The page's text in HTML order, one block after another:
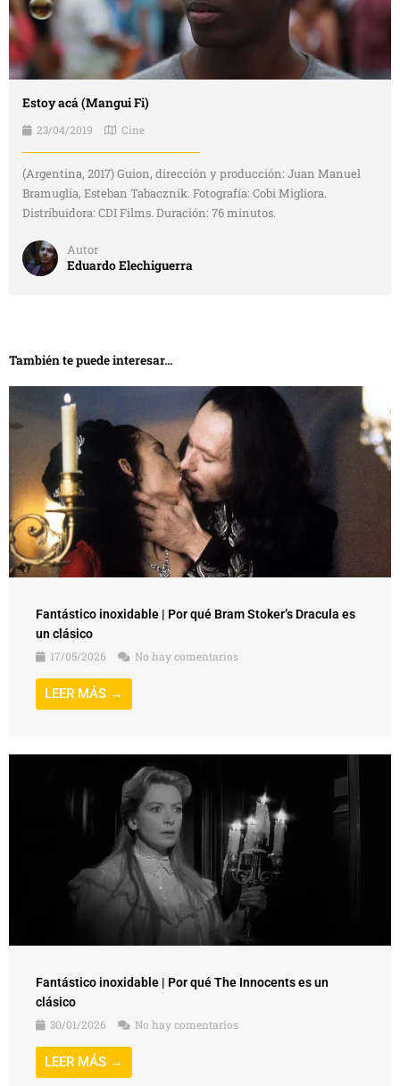
Estoy acá (Mangui Fi)
23/04/2019 Cine
(Argentina, 2017) Guion, dirección y producción: Juan Manuel
Bramuglia, Esteban Tabacznik. Fotografía: Cobi Migliora.
Distribuidora: CDI Films. Duración: 76 minutos.
Autor
Eduardo Elechiguerra
También te puede interesar...
Fantástico inoxidable | Por qué Bram Stoker’s Dracula es
un clásico
17/05/2026
No hay comentarios
LEER MÁS →
Fantástico inoxidable | Por qué The Innocents es un
clásico
30/01/2026
No hay comentarios
LEER MÁS →